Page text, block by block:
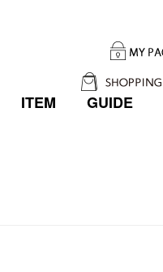
ITEM GUIDE